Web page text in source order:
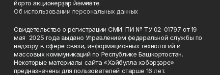
йорто акционерҙар йәмғиәте.
Об использовании персональных данных
Свидетельство о регистрации СМИ: ПИ № ТУ 02-01797 от 19
мая 2025 года выдано Управлением федеральной службы по
надзору в сфере связи, информационных технологий и
массовых коммуникаций по Республике Башкортостан.
Некоторые материалы сайта «Хәйбулла хәбәрҙәре»
предназначены для пользователей старше 16 лет.